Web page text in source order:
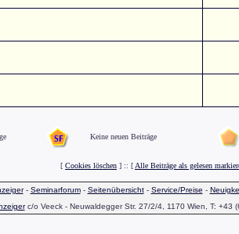
Keine neuen Beiträge
[ Cookies löschen ] :: [ Alle Beiträge als gelesen
- Seminarforum- Seitenübersicht- Service/Preise -
c/o Veeck - Neuwaldegger Str. 27/2/4, 1170 Wien, T: +43